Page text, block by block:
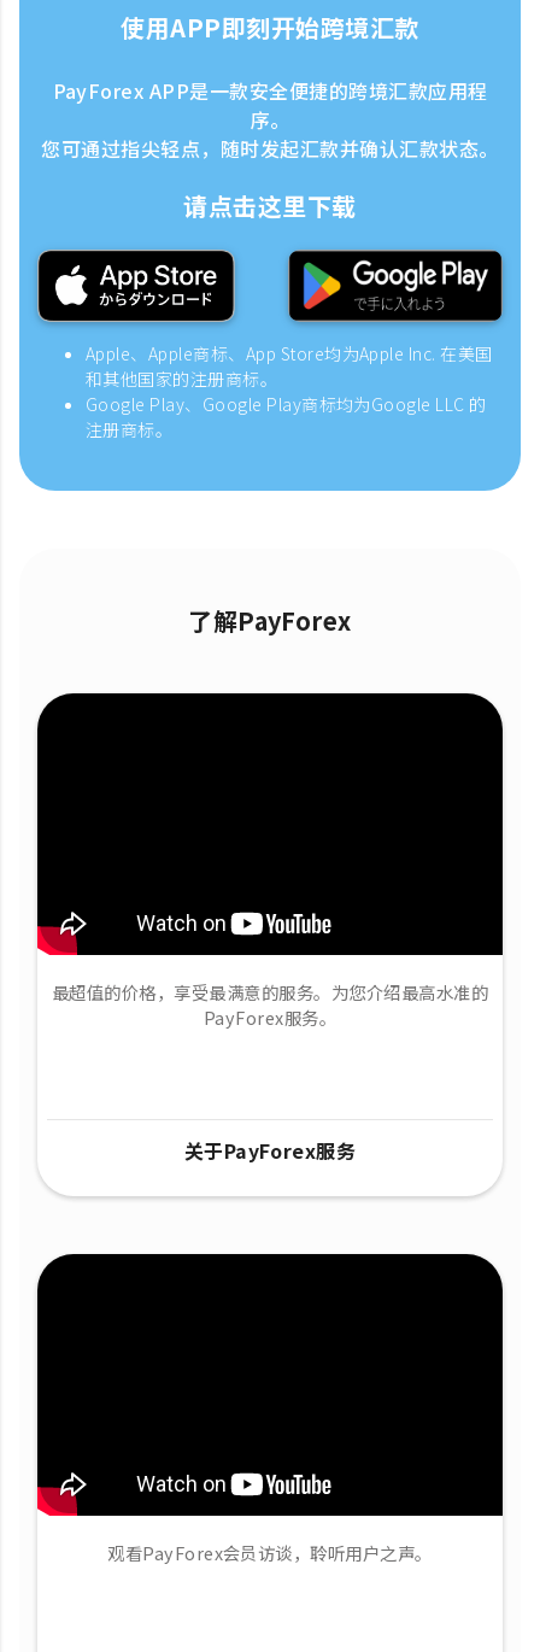
使用APP即刻开始跨境汇款
PayForex APP是一款安全便捷的跨境汇款应用程
序。
您可通过指尖轻点，随时发起汇款并确认汇款状态。
请点击这里下载
Apple、Apple商标、App Store均为Apple Inc. 在美国
和其他国家的注册商标。
Google Play、Google Play商标均为Google LLC 的
注册商标。
了解PayForex
最超值的价格，享受最满意的服务。为您介绍最高水准的
PayForex服务。
关于PayForex服务
观看PayForex会员访谈，聆听用户之声。